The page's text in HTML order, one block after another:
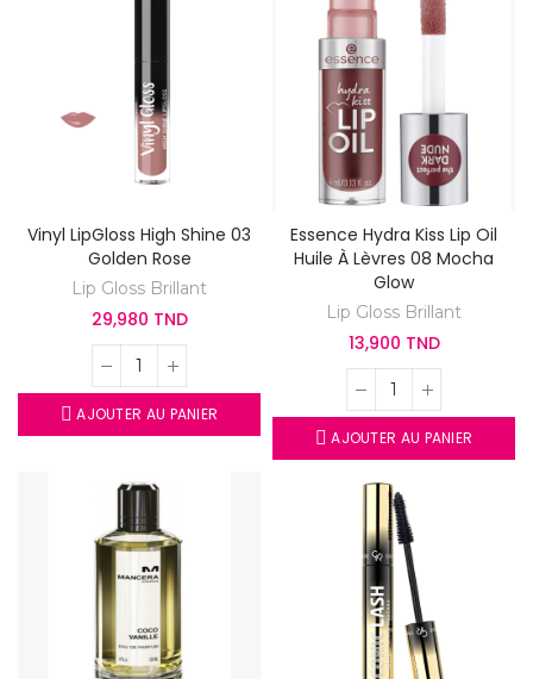
Vinyl LipGloss High Shine 03
Golden Rose
Lip Gloss Brillant
29,980 TND
AJOUTER AU PANIER
Essence Hydra Kiss Lip Oil
Huile À Lèvres 08 Mocha
Glow
Lip Gloss Brillant
13,900 TND
AJOUTER AU PANIER